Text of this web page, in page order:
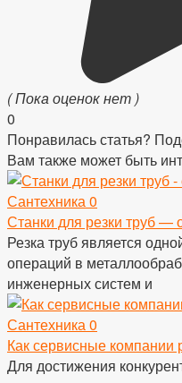
( Пока оценок нет )
0
Понравилась статья?
Вам также может быть
Сантехника0
Станки для резки труб —
Резка труб является
операций в
инженерных систем и
Сантехника0
Как сервисные компании
Для достижения